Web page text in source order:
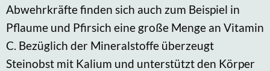
Abwehrkräfte finden sich auch zum Beispiel in
Pflaume und Pfirsich eine große Menge an Vitamin
C. Bezüglich der Mineralstoffe überzeugt
Steinobst mit Kalium und unterstützt den Körper